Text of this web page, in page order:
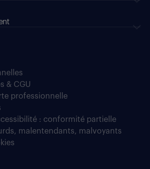
& CGU
professionnelle
: conformité partielle
malentendants, malvoyants